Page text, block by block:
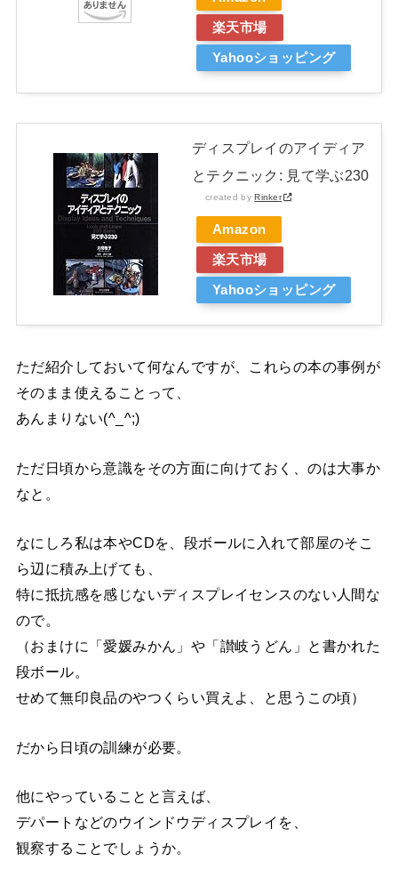
楽天市場
Yahooショッピング
ディスプレイのアイディア
とテクニック: 見て学ぶ230
created byRinker
Amazon
楽天市場
Yahooショッピング
ただ紹介しておいて何なんですが、これらの本の事例が
そのまま使えることって、
あんまりない(^_^;)
ただ日頃から意識をその方面に向けておく、のは大事か
なと。
なにしろ私は本やCDを、段ボールに入れて部屋のそこ
ら辺に積み上げても、
特に抵抗感を感じないディスプレイセンスのない人間な
ので。
（おまけに「愛媛みかん」や「讃岐うどん」と書かれた
段ボール。
せめて無印良品のやつくらい買えよ、と思うこの頃）
だから日頃の訓練が必要。
他にやっていることと言えば、
デパートなどのウインドウディスプレイを、
観察することでしょうか。